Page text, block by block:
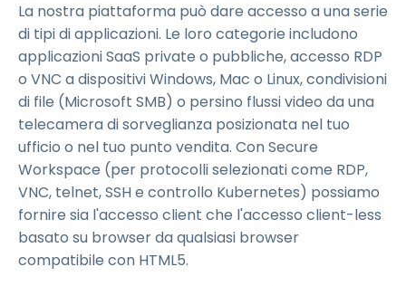
La nostra piattaforma può dare accesso a una serie
di tipi di applicazioni. Le loro categorie includono
applicazioni SaaS private o pubbliche, accesso RDP
o VNC a dispositivi Windows, Mac o Linux, condivisioni
di file (Microsoft SMB) o persino flussi video da una
telecamera di sorveglianza posizionata nel tuo
ufficio o nel tuo punto vendita. Con Secure
Workspace (per protocolli selezionati come RDP,
VNC, telnet, SSH e controllo Kubernetes) possiamo
fornire sia l'accesso client che l'accesso client-less
basato su browser da qualsiasi browser
compatibile con HTML5.